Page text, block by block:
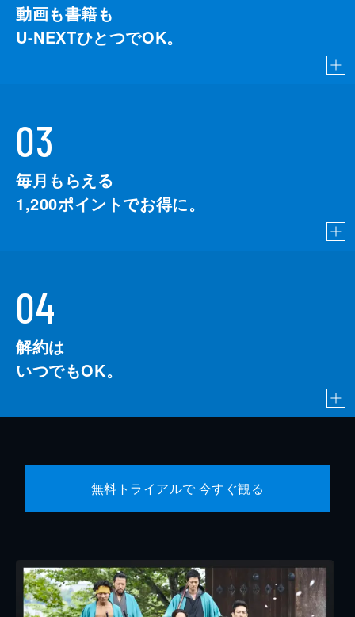
動画も書籍も
U-NEXTひとつでOK。
03
毎月もらえる
1,200ポイントでお得に。
04
解約は
いつでもOK。
無料トライアルで 今すぐ観る